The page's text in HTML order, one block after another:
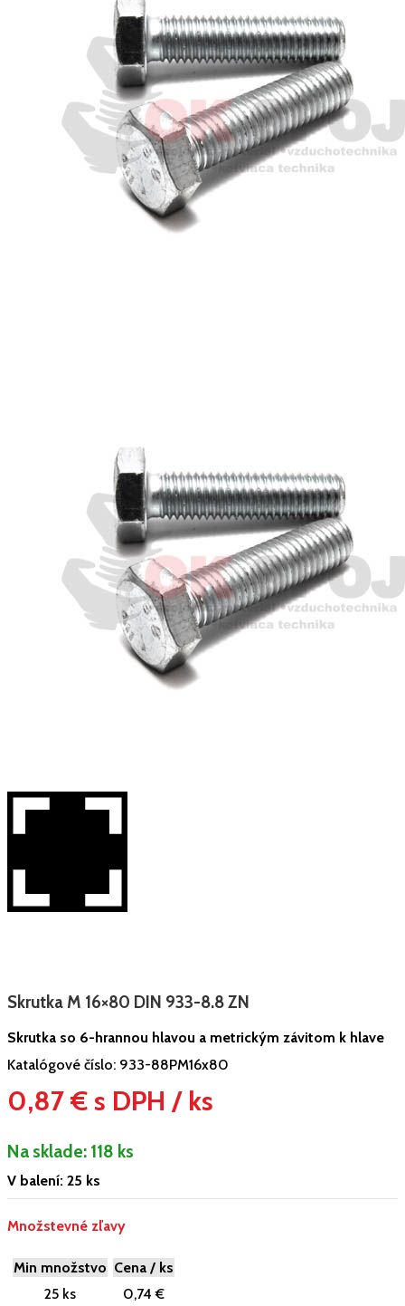
Skrutka M 16×80 DIN 933-8.8 ZN
Skrutka so 6-hrannou hlavou a metrickým závitom k hlave
Katalógové číslo: 933-88PM16x80
0,87 € s DPH / ks
Na sklade: 118 ks
V balení: 25 ks
Množstevné zľavy
Min množstvo Cena / ks
25 ks
0,74 €